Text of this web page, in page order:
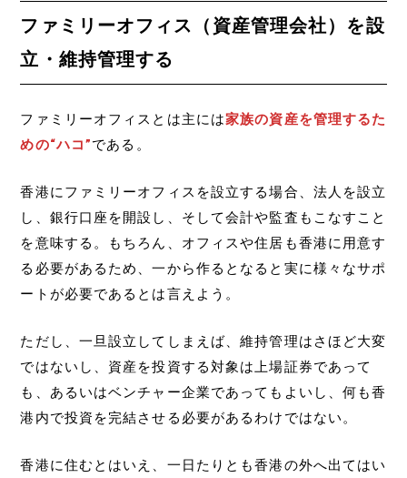
ファミリーオフィス（資産管理会社）を設
立・維持管理する
ファミリーオフィスとは主には家族の資産を管理するた
めの“ハコ”である。
香港にファミリーオフィスを設立する場合、法人を設立
し、銀行口座を開設し、そして会計や監査もこなすこと
を意味する。もちろん、オフィスや住居も香港に用意す
る必要があるため、一から作るとなると実に様々なサポ
ートが必要であるとは言えよう。
ただし、一旦設立してしまえば、維持管理はさほど大変
ではないし、資産を投資する対象は上場証券であって
も、あるいはベンチャー企業であってもよいし、何も香
港内で投資を完結させる必要があるわけではない。
香港に住むとはいえ、一日たりとも香港の外へ出てはい